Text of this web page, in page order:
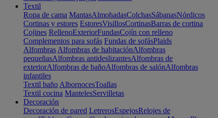
Textil
Ropa de cama MantasAlmohadasColchasSábanasNórdicos
Cortinas y estores EstoresVisillosCortinasBarras de cortina
Cojines RellenoExteriorFundasCojín con relleno
Complementos para sofás Fundas de sofásPlaids
Alfombras Alfombras de habitaciónAlfombras
pequeñasAlfombras antideslizantesAlfombras de
exteriorAlfombras de bañoAlfombras de salónAlfombras
infantiles
Textil baño AlbornocesToallas
Textil cocina MantelesServilletas
Decoración
Decoración de pared LetrerosEspejosRelojes de